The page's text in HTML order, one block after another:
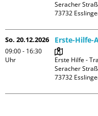
Seracher
So. 20.12.2026
09:00 - 16:30
Uhr
Erste-Hilfe-
Erste Hilfe -
Seracher